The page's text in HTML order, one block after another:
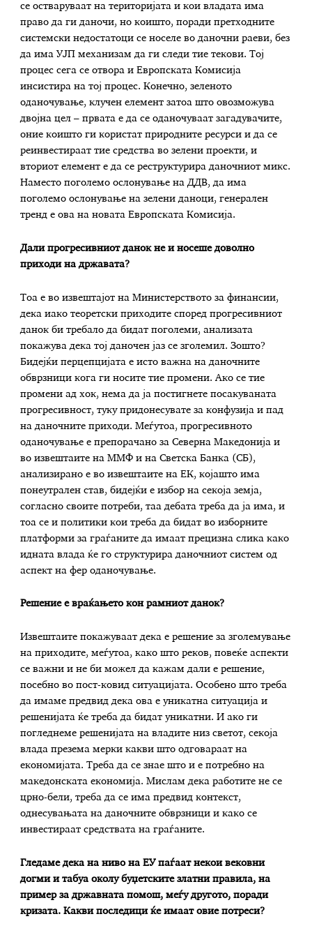
се остваруваат на територијата и кои владата има
право да ги даночи, но коишто, поради претходните
системски недостатоци се носеле во даночни раеви, без
да има УЈП механизам да ги следи тие текови. Тој
процес сега се отвора и Европската Комисија
инсистира на тој процес. Конечно, зеленото
оданочување, клучен елемент затоа што овозможува
двојна цел – првата е да се оданочуваат загадувачите,
оние коишто ги користат природните ресурси и да се
реинвестираат тие средства во зелени проекти, и
вториот елемент е да се реструктурира даночниот микс.
Наместо поголемо ослонување на ДДВ, да има
поголемо ослонување на зелени даноци, генерален
тренд е ова на новата Европската Комисија.
Дали прогресивниот данок не и носеше доволно
приходи на државата?
Тоа е во извештајот на Министерството за финансии,
дека иако теоретски приходите според прогресивниот
данок би требало да бидат поголеми, анализата
покажува дека тој даночен јаз се зголемил. Зошто?
Бидејќи перцепцијата е исто важна на даночните
обврзници кога ги носите тие промени. Ако се тие
промени ад хок, нема да ја постигнете посакуваната
прогресивност, туку придонесувате за конфузија и пад
на даночните приходи. Меѓутоа, прогресивното
оданочување е препорачано за Северна Македонија и
во извештаите на ММФ и на Светска Банка (СБ),
анализирано е во извештаите на ЕК, којашто има
понеутрален став, бидејќи е избор на секоја земја,
согласно своите потреби, таа дебата треба да ја има, и
тоа се и политики кои треба да бидат во изборните
платформи за граѓаните да имаат прецизна слика како
идната влада ќе го структурира даночниот систем од
аспект на фер оданочување.
Решение е враќањето кон рамниот данок?
Извештаите покажуваат дека е решение за зголемување
на приходите, меѓутоа, како што реков, повеќе аспекти
се важни и не би можел да кажам дали е решение,
посебно во пост-ковид ситуацијата. Особено што треба
да имаме предвид дека ова е уникатна ситуација и
решенијата ќе треба да бидат уникатни. И ако ги
погледнеме решенијата на владите низ светот, секоја
влада презема мерки какви што одговараат на
економијата. Треба да се знае што и е потребно на
македонската економија. Мислам дека работите не се
црно-бели, треба да се има предвид контекст,
однесувањата на даночните обврзници и како се
инвестираат средствата на граѓаните.
Гледаме дека на ниво на ЕУ паѓаат некои вековни
догми и табуа околу буџетските златни правила, на
пример за државната помош, меѓу другото, поради
кризата. Какви последици ќе имаат овие потреси?